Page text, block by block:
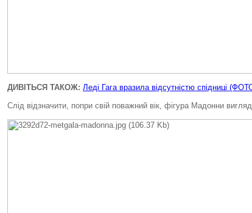
ДИВІТЬСЯ ТАКОЖ: Леді Гага вразила відсутністю спідниці
Слід відзначити, попри свій поважний вік, фігура Мадонни